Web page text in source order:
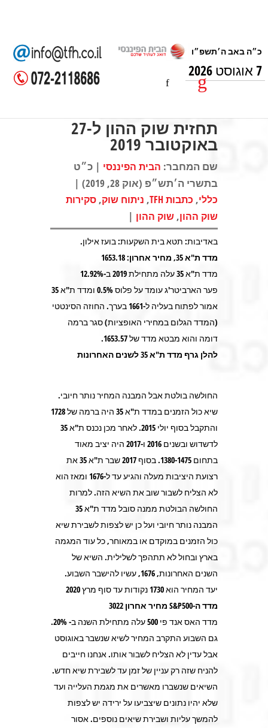
7 אוגוסט 2026
תחזית שוק ההון ל-27
באוקטובר 2019
שם המחבר: הבית הפיננסי | כ״ט
בתשרי ה׳תש״פ (אוק 28, 2019) |
כללי, כתבות TFH , ניתוח שוק, סקירות
שוק ההון, שוק ההון |
באדיבות: תטא בית השקעות: בועז אילון.
מדד ת"א 35, מחיר אחרון: 1653.18
מדד ת"א 35 עלה מתחילת 2019 ב-12.92%
פער הארביטר'ג עומד על פלוס 0.5% ומדד ת"א 35
אמור לפתוח בעליה ל-1661 בערך. החוזה הסינטטי
(המדד הגלום במחירי האופציות) סגר ברמה
דומה והוא מבטא מדד של 1653.57.
להלן גרף מדד ת"א 35 לשנים האחרונות
החולשה בולטת אבל המבנה המחיר נותר חיובי.
שיא כול הזמנים במדד ת"א 35 היה ברמה של 1728
והתקבל בסוף יולי 2015. לאחר מכן נכנס ת"א 35
לדשדוש ובשנים 2016 ו-2017 היה יציב מאוד
בתחום 1380-1475. בסוף 2017 שבר ת"א 35 את
רצועת היציבות מעלה והגיע עד ל-1676 ומאז הוא
לא הצליח לשבור שוב את השיא הזה. למרות
החולשה הבולטת ממנה סובל מדד ת"א 35
המבנה נותר חיובי ועל כן יש לצפות לשבירת שיא
כול הזמנים במוקדם או במאוחר, כל עוד המגמה
בארץ ובחול לא תתהפך לשלילית. השיא של
השנים האחרונות, 1676, עשיו להישבר השבוע.
יעד המחיר הוא 1730 נקודות עד סוף מרץ 2020
מדד ה-S&P500 מחיר אחרון 3022
מדד האס אנד פי 500 עלה מתחילת השנה ב- 20%.
גם השבוע התקרב המחיר לשיא שנשבר באוגוסט
אבל עדין לא הצליח לשבור אותו. אנחנו חייבים
להניח שזה רק עניין של זמן עד לשבירת שיא חדש.
השיאים שנשברו מאשרים את מגמת העלייה ועד
שלא יהיו נתונים שיצביעו על ירידה יש לצפות
להמשך עליות ושבירת שיאים נוספים. אסור